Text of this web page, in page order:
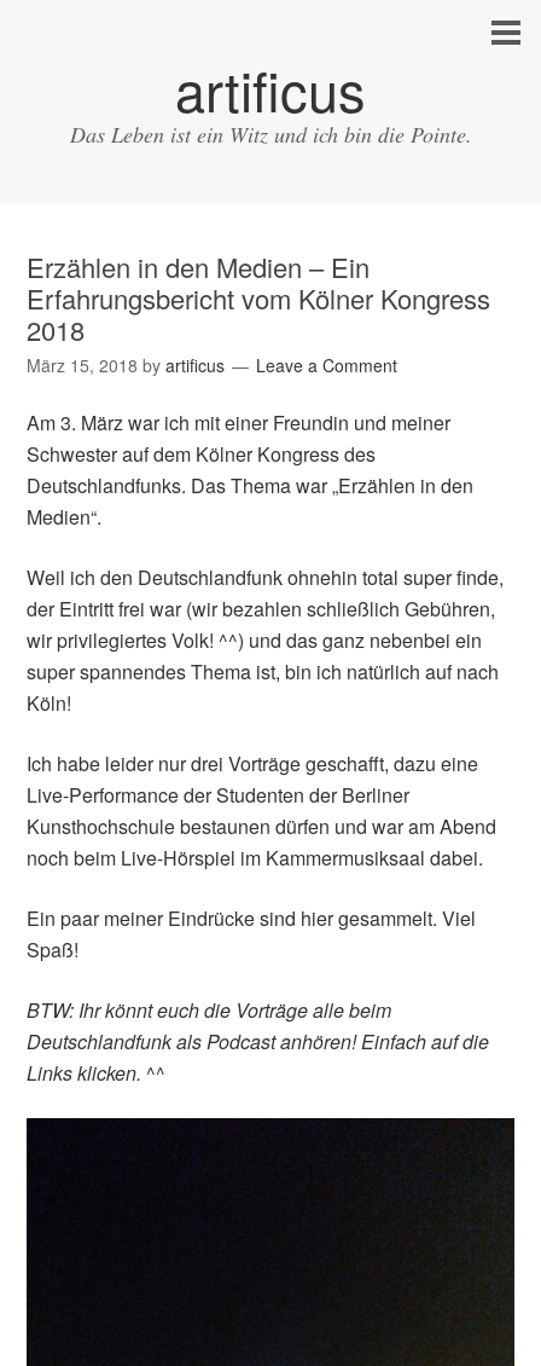
artificus
Das Leben ist ein Witz und ich bin die Pointe.
Erzählen in den Medien – Ein
Erfahrungsbericht vom Kölner Kongress
2018
März 15, 2018 byartificus Leave a Comment
Am 3. März war ich mit einer Freundin und meiner
Schwester auf dem Kölner Kongress des
Deutschlandfunks. Das Thema war „Erzählen in den
Medien“.
Weil ich den Deutschlandfunk ohnehin total super finde,
der Eintritt frei war (wir bezahlen schließlich Gebühren,
wir privilegiertes Volk! ^^) und das ganz nebenbei ein
super spannendes Thema ist, bin ich natürlich auf nach
Köln!
Ich habe leider nur drei Vorträge geschafft, dazu eine
Live-Performance der Studenten der Berliner
Kunsthochschule bestaunen dürfen und war am Abend
noch beim Live-Hörspiel im Kammermusiksaal dabei.
Ein paar meiner Eindrücke sind hier gesammelt. Viel
Spaß!
BTW: Ihr könnt euch die Vorträge alle beim
Deutschlandfunk als Podcast anhören! Einfach auf die
Links klicken. ^^